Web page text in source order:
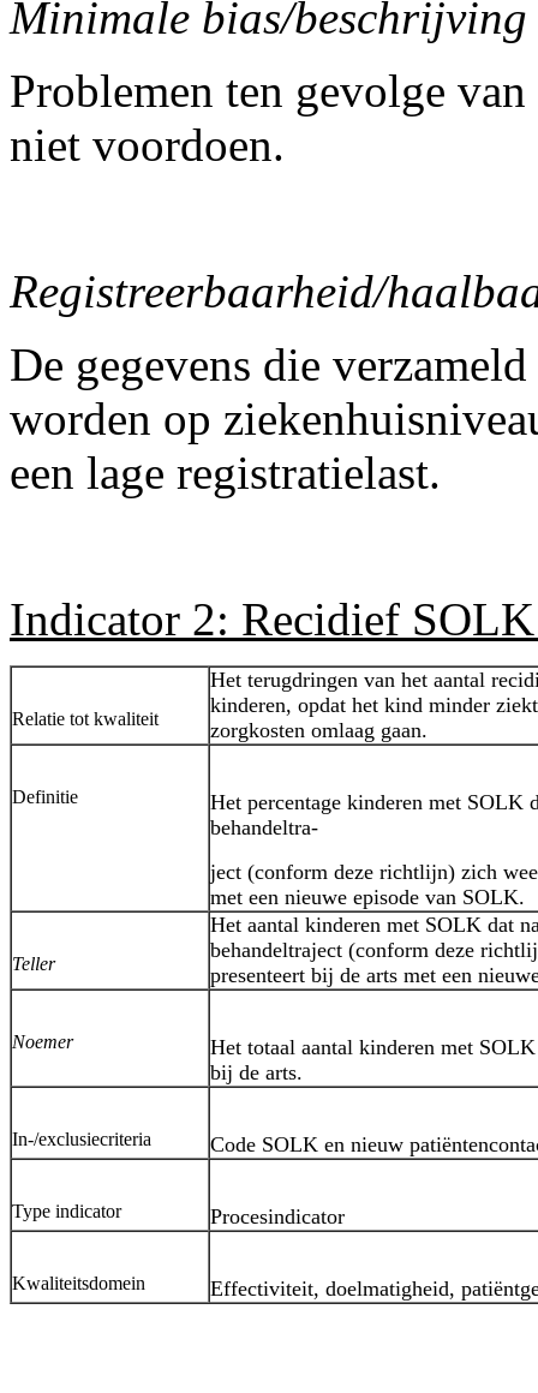
Minimale bias/beschrijving
Problemen ten gevolge
niet voordoen.
Registreerbaarheid/
De gegevens die
worden op
een lage registratielast.
Indicator 2: Recidief
Relatie tot kwaliteit
Het terugdringen van het aantal
kinderen, opdat het kind minder
zorgkosten omlaag gaan.
Definitie
Het percentage kinderen met SOLK
behandeltra-
ject (conform deze richtlijn) zich
met een nieuwe episode van SOLK.
Teller
Het aantal kinderen met SOLK dat
behandeltraject (conform deze
presenteert bij de arts met een
Noemer
Het totaal aantal kinderen met
bij de arts.
In-/exclusiecriteria Code SOLK en nieuw
Type indicator Procesindicator
Kwaliteitsdomein Effectiviteit, doelmatigheid,